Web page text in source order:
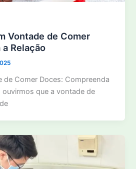
Vontade de Comer
Relação
de Comer Doces: Compreenda
ouvirmos que a vontade de